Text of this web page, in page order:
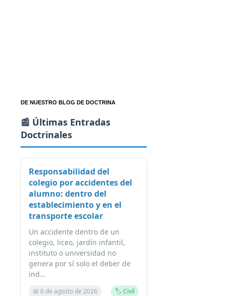
DE NUESTRO BLOG DE DOCTRINA
📰 Últimas Entradas
Doctrinales
Responsabilidad del
colegio por accidentes del
alumno: dentro del
establecimiento y en el
transporte escolar
Un accidente dentro de un
colegio, liceo, jardín infantil,
instituto o universidad no
genera por sí solo el deber de
ind...
📅 6 de agosto de 2026 🏷️ Civil